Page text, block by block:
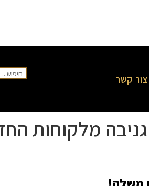
צור קשר
מלקוחות